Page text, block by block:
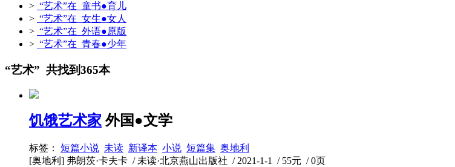
> “艺术”在 童书●育儿
> “艺术”在 女生●女人
> “艺术”在 外语●原版
> “艺术”在 青春●少年
“艺术” 共找到365本
饥饿艺术家 外国●文学
标签： 短篇小说 未读 新译本 小说 短篇集 奥地利
[奥地利] 弗朗茨·卡夫卡 / 未读·北京燕山出版社 / 2021-1-1 / 55元 / 0页